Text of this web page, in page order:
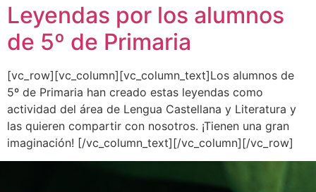
Leyendas por los alumnos
de 5º de Primaria
[vc_row][vc_column][vc_column_text]Los alumnos de
5º de Primaria han creado estas leyendas como
actividad del área de Lengua Castellana y Literatura y
las quieren compartir con nosotros. ¡Tienen una gran
imaginación! [/vc_column_text][/vc_column][/vc_row]